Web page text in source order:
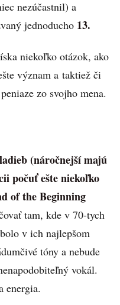
nezúčastnil) a
jednoducho 13.
niekoľko otázok, ako
význam a taktiež či
zo svojho mena.
(náročnejší majú
počuť ešte niekoľko
of the Beginning
tam, kde v 70-tych
v ich najlepšom
tóny a nebude
vokál.
energia.